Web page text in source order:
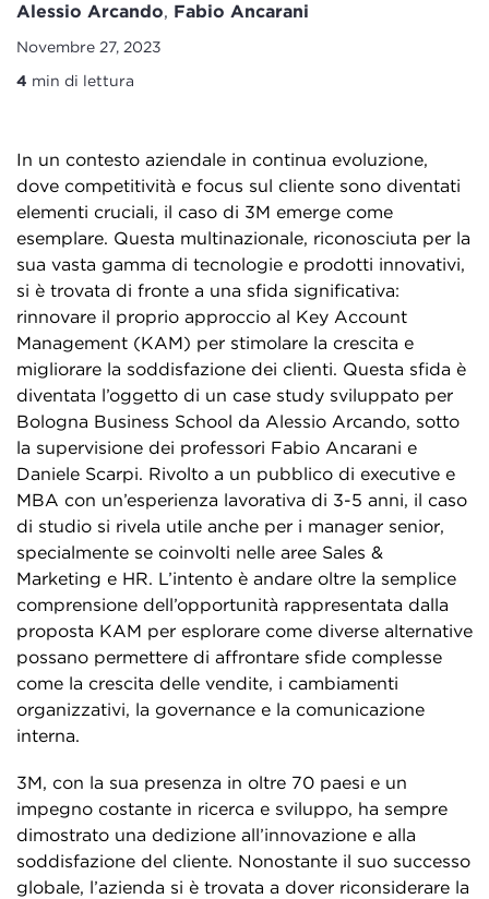
Alessio Arcando, Fabio Ancarani
Novembre 27, 2023
4 min di lettura
In un contesto aziendale in continua evoluzione,
dove competitività e focus sul cliente sono diventati
elementi cruciali, il caso di 3M emerge come
esemplare. Questa multinazionale, riconosciuta per la
sua vasta gamma di tecnologie e prodotti innovativi,
si è trovata di fronte a una sfida significativa:
rinnovare il proprio approccio al Key Account
Management (KAM) per stimolare la crescita e
migliorare la soddisfazione dei clienti. Questa sfida è
diventata l’oggetto di un case study sviluppato per
Bologna Business School da Alessio Arcando, sotto
la supervisione dei professori Fabio Ancarani e
Daniele Scarpi. Rivolto a un pubblico di executive e
MBA con un’esperienza lavorativa di 3-5 anni, il caso
di studio si rivela utile anche per i manager senior,
specialmente se coinvolti nelle aree Sales &
Marketing e HR. L’intento è andare oltre la semplice
comprensione dell’opportunità rappresentata dalla
proposta KAM per esplorare come diverse alternative
possano permettere di affrontare sfide complesse
come la crescita delle vendite, i cambiamenti
organizzativi, la governance e la comunicazione
interna.
3M, con la sua presenza in oltre 70 paesi e un
impegno costante in ricerca e sviluppo, ha sempre
dimostrato una dedizione all’innovazione e alla
soddisfazione del cliente. Nonostante il suo successo
globale, l’azienda si è trovata a dover riconsiderare la